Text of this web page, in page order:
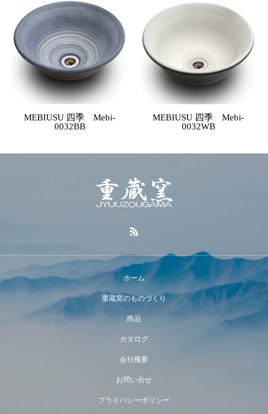
MEBIUSU 四季 Mebi-
0032BB
MEBIUSU 四季 Mebi-
0032WB
ホーム
重蔵窯のものづくり
商品
カタログ
会社概要
お問い合せ
プライバシーポリシー